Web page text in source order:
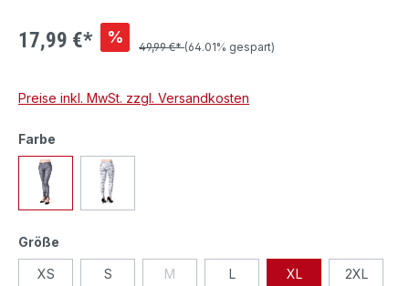
17,99 €* %
49,99 €*(64.01% gespart)
Preise inkl. MwSt. zzgl. Versandkosten
Farbe
Größe
XS S M L XL 2XL